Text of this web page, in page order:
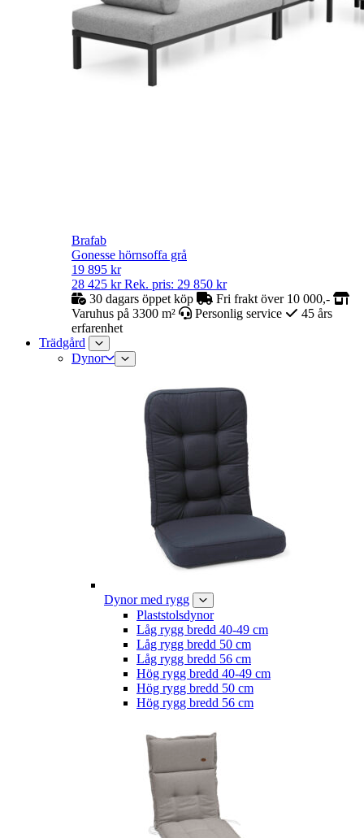
Brafab
Gonesse hörnsoffa grå
19 895 kr
28 425 kr Rek. pris: 29 850 kr
30 dagars öppet köp
Fri frakt över 10 000,-
Varuhus på 3300 m²
Personlig service
45 års
erfarenhet
Trädgård
Dynor
Dynor med rygg
Plaststolsdynor
Låg rygg bredd 40-49 cm
Låg rygg bredd 50 cm
Låg rygg bredd 56 cm
Hög rygg bredd 40-49 cm
Hög rygg bredd 50 cm
Hög rygg bredd 56 cm